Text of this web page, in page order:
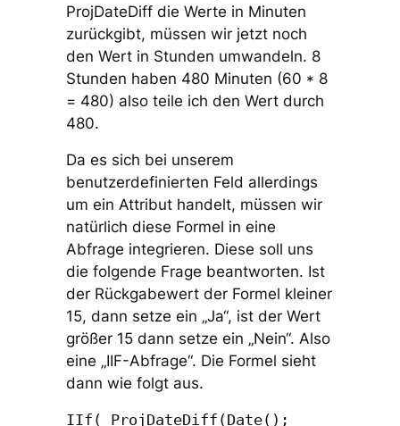
ProjDateDiff die Werte in Minuten
zurückgibt, müssen wir jetzt noch
den Wert in Stunden umwandeln. 8
Stunden haben 480 Minuten (60 * 8
= 480) also teile ich den Wert durch
480.
Da es sich bei unserem
benutzerdefinierten Feld allerdings
um ein Attribut handelt, müssen wir
natürlich diese Formel in eine
Abfrage integrieren. Diese soll uns
die folgende Frage beantworten. Ist
der Rückgabewert der Formel kleiner
15, dann setze ein „Ja“, ist der Wert
größer 15 dann setze ein „Nein“. Also
eine „IIF-Abfrage“. Die Formel sieht
dann wie folgt aus.
IIf( ProjDateDiff(Date();